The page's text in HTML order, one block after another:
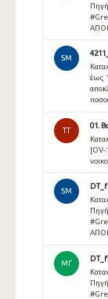
SM
έως
TT
01.
[OV-
SM
ΜΓ